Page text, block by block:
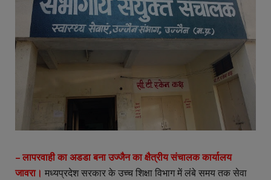
– लापरवाही का अडडा बना उज्जैन का क्षैत्रीय संचालक कार्यालय
जावरा। मध्यप्रदेश सरकार के उच्च शिक्षा विभाग में लंबे समय तक सेवा